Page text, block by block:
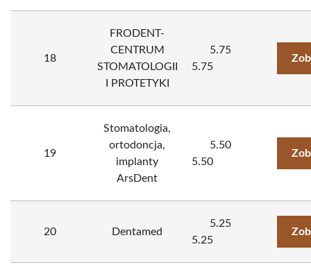
18
FRODENT-
CENTRUM
STOMATOLOGII
I PROTETYKI
5.75
5.75
19
Stomatologia,
ortodoncja,
implanty
ArsDent
5.50
5.50
20 Dentamed
5.25
5.25